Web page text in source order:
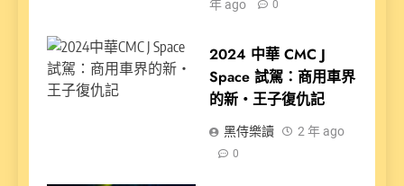
年 ago 0
2024 中華 CMC J
Space 試駕：商用車界
的新・王子復仇記
黑侍樂讀 2 年 ago
0